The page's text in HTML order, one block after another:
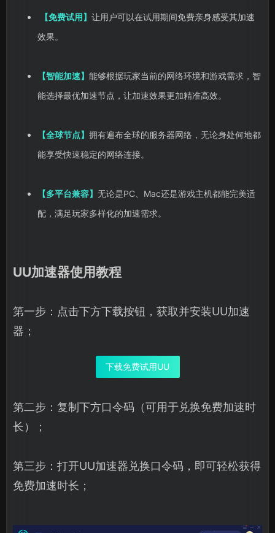
【免费试用】 让用户可以在试用期间免费亲身感受其加速
效果。
【智能加速】 能够根据玩家当前的网络环境和游戏需求，智
能选择最优加速节点，让加速效果更加精准高效。
【全球节点】 拥有遍布全球的服务器网络，无论身处何地都
能享受快速稳定的网络连接。
【多平台兼容】 无论是PC、Mac还是游戏主机都能完美适
配，满足玩家多样化的加速需求。
UU加速器使用教程
第一步：点击下方下载按钮，获取并安装UU加速
器；
下载免费试用UU
第二步：复制下方口令码（可用于兑换免费加速时
长）；
第三步：打开UU加速器兑换口令码，即可轻松获得
免费加速时长；